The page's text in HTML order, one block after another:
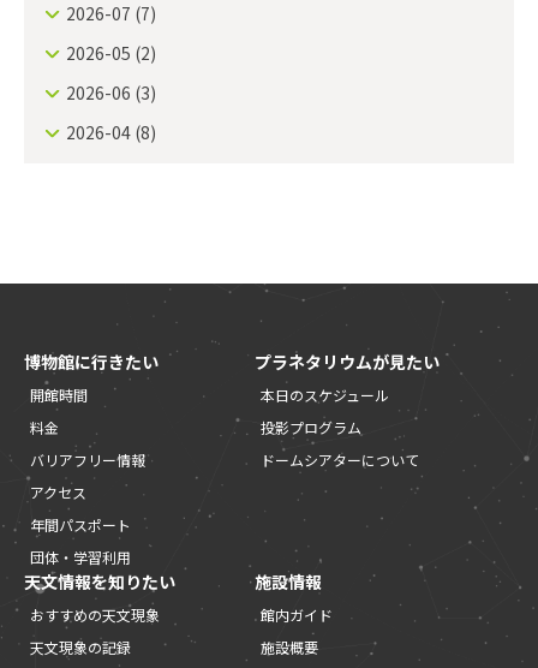
2026-07 (7)
2026-05 (2)
2026-06 (3)
2026-04 (8)
博物館に行きたい
開館時間
料金
バリアフリー情報
アクセス
年間パスポート
団体・学習利用
プラネタリウムが見たい
本日のスケジュール
投影プログラム
ドームシアターについて
天文情報を知りたい
おすすめの天文現象
天文現象の記録
施設情報
館内ガイド
施設概要